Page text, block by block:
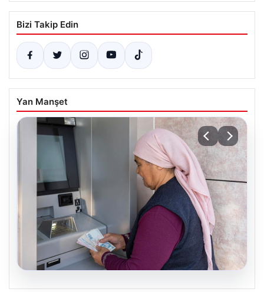
Bizi Takip Edin
Yan Manşet
06.08.2026